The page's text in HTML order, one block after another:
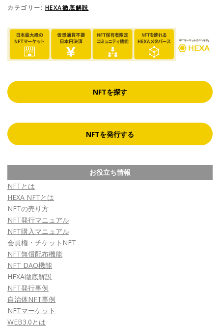
カテゴリー: HEXA徹底解説
NFTを探す
NFTを発行する
お役立ち情報
NFTとは
HEXA NFTとは
NFTの売り方
NFT発行マニュアル
NFT購入マニュアル
会員権・チケットNFT
NFT無償配布機能
NFT DAO機能
HEXA徹底解説
NFT発行事例
自治体NFT事例
NFTマーケット
WEB3.0とは